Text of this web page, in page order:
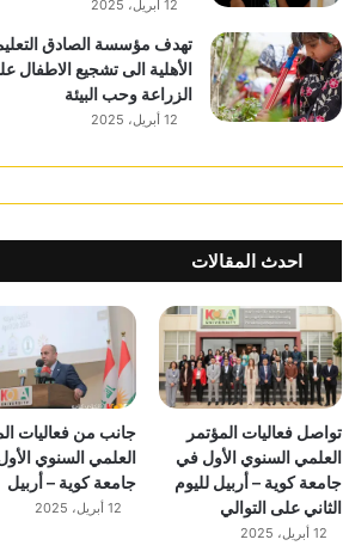
12 أبريل، 2025
تهدف مؤسسة الصادق
الأهلية الى تشجيع الاطفال
الزراعة وحب البيئة
12 أبريل، 2025
احدث المقالات
تواصل فعاليات المؤتمر
العلمي السنوي الأول في
جامعة كوية – أربيل لليوم
الثاني على التوالي
12 أبريل، 2025
جانب من فعاليات
العلمي السنوي
جامعة كوية – أربيل
12 أبريل، 2025